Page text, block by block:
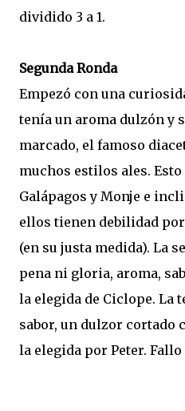
dividido 3 a 1.
Segunda Ronda
Empezó con una
tenía un aroma dulzón y
marcado, el famoso
muchos estilos ales.
Galápagos y Monje e
ellos tienen debilidad
(en su justa medida). La
pena ni gloria, aroma,
la elegida de Ciclope. La
sabor, un dulzor cortado
la elegida por Peter. Fallo